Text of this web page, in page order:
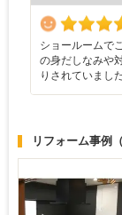
ショールームで
の身だしなみや
りされていまし
リフォーム事例